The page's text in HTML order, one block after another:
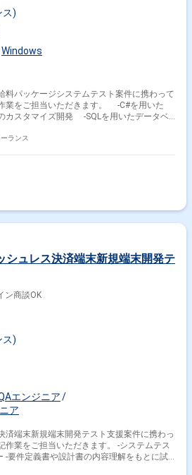
ス)
Windows
料パッケージシステムテスト案件に携わって
業をご担当いただきます。 -C#を用いた
カスタマイズ開発 -SQLを用いたデータベ
ランス
シュレス決済端末新規端末開発テ
ン商談OK
ス)
エンジニア
ア
済端末新規端末開発テスト支援案件に携わっ
担当いただきます。 -システムテス
り込む